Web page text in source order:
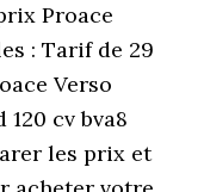
Proace
: Tarif de 29
Verso
cv bva8
les prix et